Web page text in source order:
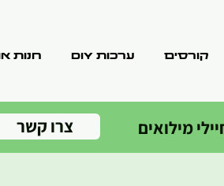
קורסים ערכות DIY חנות
צרו קשר מילואים